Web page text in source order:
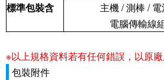
標準包裝含
主機/測棒 /
電腦傳輸線
※以上規格資料若有任何錯誤，以原廠
包裝附件